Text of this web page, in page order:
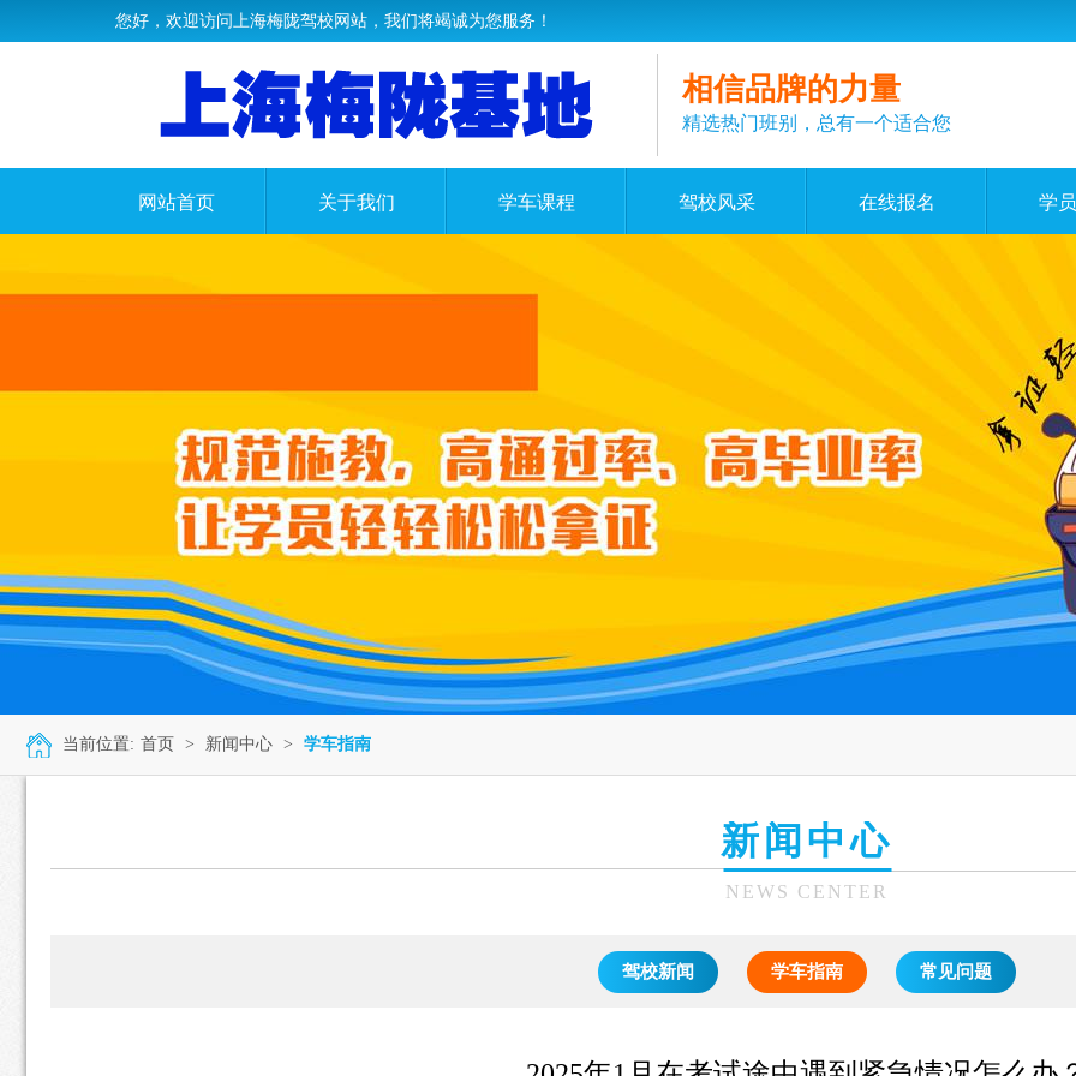
您好，欢迎访问上海梅陇驾校网站，我们将竭诚为您服务！
相信品牌的力量
精选热门班别，总有一个适合您
网站首页 关于我们 学车课程 驾校风采 在线报名 学
当前位置: 首页 > 新闻中心 > 学车指南
新闻中心
NEWS CENTER
驾校新闻 学车指南 常见问题